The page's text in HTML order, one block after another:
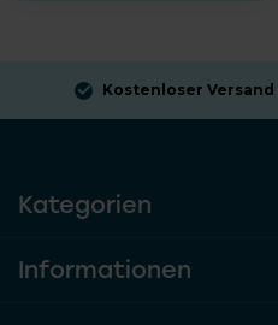
Kostenloser Versand
Kategorien
Informationen